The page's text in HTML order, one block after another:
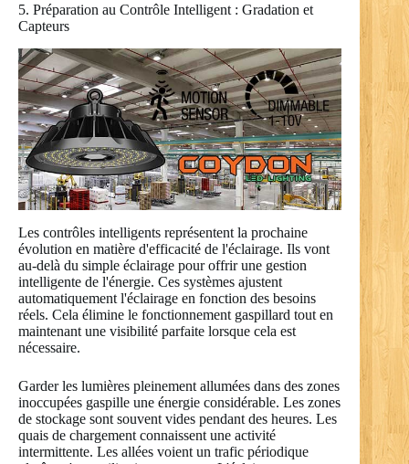
5. Préparation au Contrôle Intelligent : Gradation et
Capteurs
Les contrôles intelligents représentent la prochaine
évolution en matière d'efficacité de l'éclairage. Ils vont
au-delà du simple éclairage pour offrir une gestion
intelligente de l'énergie. Ces systèmes ajustent
automatiquement l'éclairage en fonction des besoins
réels. Cela élimine le fonctionnement gaspillard tout en
maintenant une visibilité parfaite lorsque cela est
nécessaire.
Garder les lumières pleinement allumées dans des zones
inoccupées gaspille une énergie considérable. Les zones
de stockage sont souvent vides pendant des heures. Les
quais de chargement connaissent une activité
intermittente. Les allées voient un trafic périodique